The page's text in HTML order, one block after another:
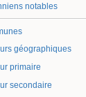
notables
géographiques
primaire
secondaire